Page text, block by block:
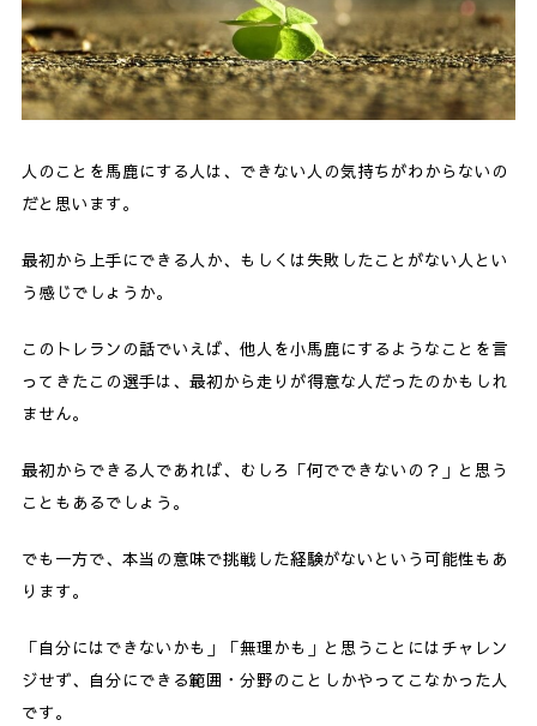
人のことを馬鹿にする人は、できない人の気持ちがわからないの
だと思います。
最初から上手にできる人か、もしくは失敗したことがない人とい
う感じでしょうか。
このトレランの話でいえば、他人を小馬鹿にするようなことを言
ってきたこの選手は、最初から走りが得意な人だったのかもしれ
ません。
最初からできる人であれば、むしろ「何でできないの？」と思う
こともあるでしょう。
でも一方で、本当の意味で挑戦した経験がないという可能性もあ
ります。
「自分にはできないかも」「無理かも」と思うことにはチャレン
ジせず、自分にできる範囲・分野のことしかやってこなかった人
です。